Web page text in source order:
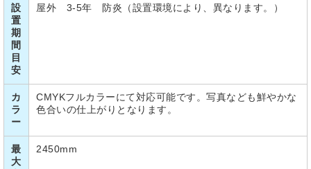
設
置
期
間
目
安
屋外 3-5年 防炎（設置環境により、異なります。）
カ
ラ
ー
CMYKフルカラーにて対応可能です。写真なども鮮やかな
色合いの仕上がりとなります。
最
大
2450mm